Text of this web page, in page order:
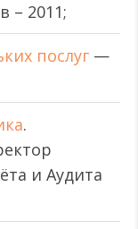
– 2011;
послуг —
.
и Аудита